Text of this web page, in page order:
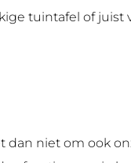
tuintafel of juist
niet om ook